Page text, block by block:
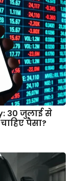
30 जुलाई से
पैसा?